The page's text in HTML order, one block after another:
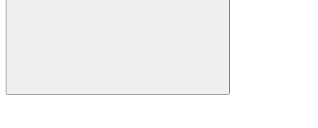
Compartilhar